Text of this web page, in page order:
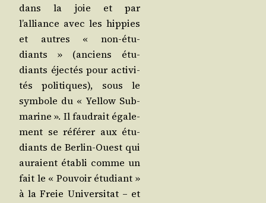
dans la joie et par
l’alliance avec les hip­pies
et autres « non-étu­
diants » (anciens étu­
diants éjec­tés pour acti­vi­
tés poli­tiques), sous le
sym­bole du « Yel­low Sub­
ma­rine ». Il fau­drait éga­le­
ment se réfé­rer aux étu­
diants de Ber­lin-Ouest qui
auraient éta­bli comme un
fait le « Pou­voir étu­diant »
à la Freie Uni­ver­si­tat – et